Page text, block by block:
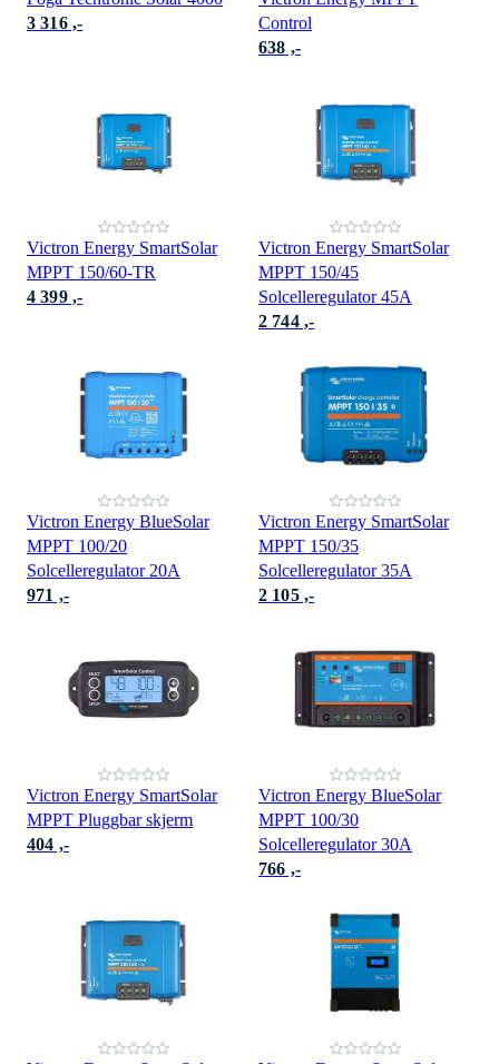
3 316 ,-
Control
638 ,-
Victron Energy SmartSolar
MPPT 150/60-TR
4 399 ,-
Victron Energy SmartSolar
MPPT 150/45
Solcelleregulator 45A
2 744 ,-
Victron Energy BlueSolar
MPPT 100/20
Solcelleregulator 20A
971 ,-
Victron Energy SmartSolar
MPPT 150/35
Solcelleregulator 35A
2 105 ,-
Victron Energy SmartSolar
MPPT Pluggbar skjerm
404 ,-
Victron Energy BlueSolar
MPPT 100/30
Solcelleregulator 30A
766 ,-